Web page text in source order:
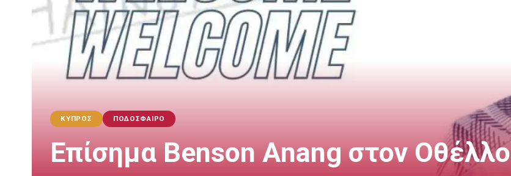
ΚΎΠΡΟΣ ΠΟΔΌΣΦΑΙΡΟ
Επίσημα Benson Anang στον Οθέλλο